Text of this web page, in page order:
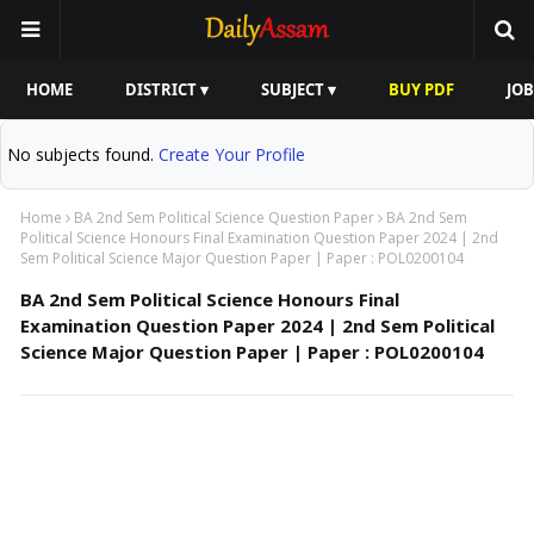
HOME DISTRICT ▾ SUBJECT ▾ BUY PDF
No subjects found. Create Your Profile
Home BA 2nd Sem Political Science Question Paper
BA 2nd Sem
Political Science Honours Final Examination Question Paper 2024 | 2nd
Sem Political Science Major Question Paper | Paper : POL0200104
BA 2nd Sem Political Science Honours Final
Examination Question Paper 2024 | 2nd Sem Political
Science Major Question Paper | Paper : POL0200104